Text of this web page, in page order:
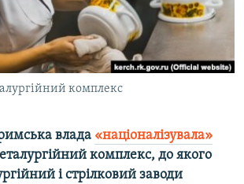
КРИМУ
RL
комплекс
влада «націоналізувала»
комплекс, до якого
і стрілковий заводи